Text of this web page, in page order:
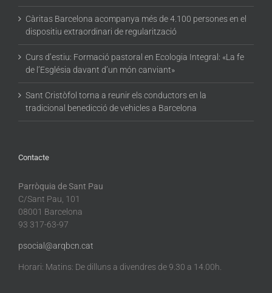
Càritas Barcelona acompanya més de 4.100 persones en el
dispositiu extraordinari de regularització
Curs d’estiu: Formació pastoral en Ecologia Integral: «La fe
de l’Església davant d’un món canviant»
Sant Cristòfol torna a reunir els conductors en la
tradicional benedicció de vehicles a Barcelona
Contacte
Parròquia de Sant Pau
C/Sant Pau, 101
08001 Barcelona
93 317-63-97
psocial@arqbcn.cat
Horari: Matins: De dilluns a divendres de 9.30 a 14.00h.